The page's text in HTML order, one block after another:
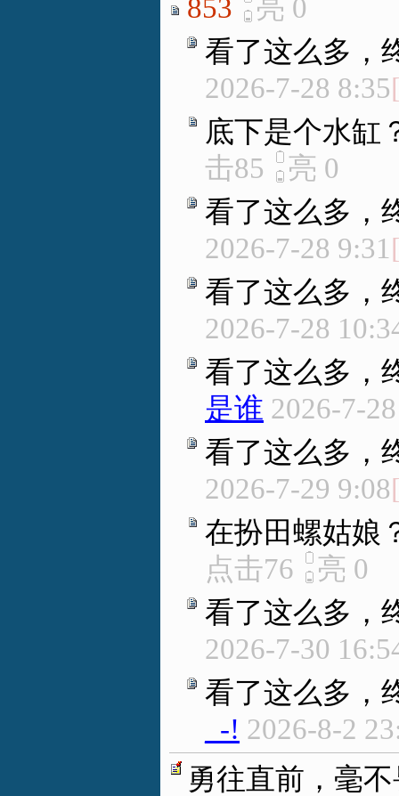
853
亮 0
看了这么多，
2026-7-28 8:35
底下是个水缸
击85
亮 0
看了这么多，
2026-7-28 9:31
看了这么多，
2026-7-28
看了这么多，
是谁 2026-7-
看了这么多，
2026-7-29 9:08
在扮田螺姑娘
点击76
亮 0
看了这么多，
2026-7-30
看了这么多，
_-! 2026-8-2
勇往直前，毫